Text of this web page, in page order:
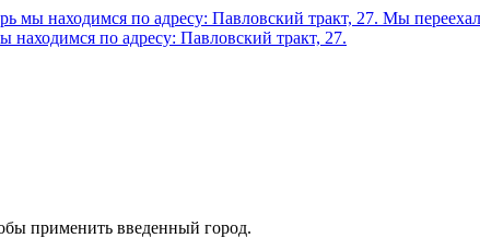
находимся по адресу: Павловский тракт, 27. Мы
по адресу: Павловский тракт, 27.
применить введенный город.